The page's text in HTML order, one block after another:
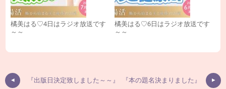
橘美はる♡4日はラジオ放送です
～～
橘美はる♡6日はラジオ放送です
～～
『出版日決定致しました～～』 『本の題名決まりました』